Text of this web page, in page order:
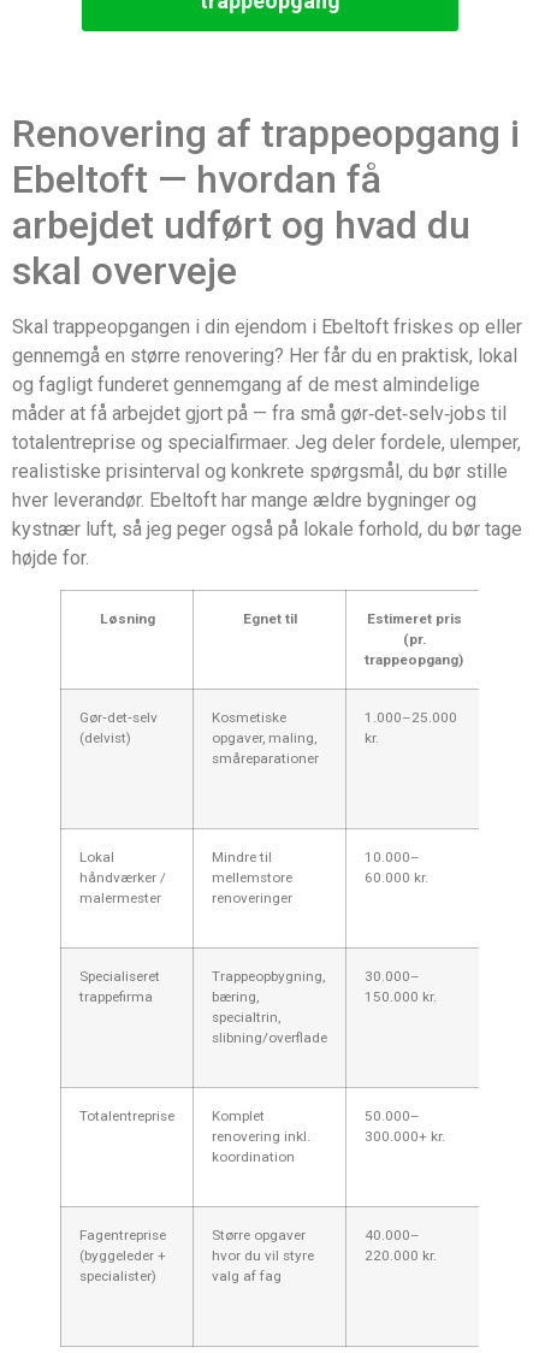
Renovering af trappeopgang i
Ebeltoft — hvordan få
arbejdet udført og hvad du
skal overveje
Skal trappeopgangen i din ejendom i Ebeltoft friskes op eller
gennemgå en større renovering? Her får du en praktisk, lokal
og fagligt funderet gennemgang af de mest almindelige
måder at få arbejdet gjort på — fra små gør‑det‑selv‑jobs til
totalentreprise og specialfirmaer. Jeg deler fordele, ulemper,
realistiske prisinterval og konkrete spørgsmål, du bør stille
hver leverandør. Ebeltoft har mange ældre bygninger og
kystnær luft, så jeg peger også på lokale forhold, du bør tage
højde for.
Løsning Egnet til
Estimeret pris
(pr.
trappeopgang)
Gør‑det‑selv
(delvist)
Kosmetiske
opgaver, maling,
småreparationer
1.000–25.000
kr.
Lokal
håndværker /
malermester
Mindre til
mellemstore
renoveringer
10.000–
60.000 kr.
Specialiseret
trappefirma
Trappeopbygning,
bæring,
specialtrin,
slibning/overflade
30.000–
150.000 kr.
Totalentreprise
Komplet
renovering inkl.
koordination
50.000–
300.000+ kr.
Fagentreprise
(byggeleder +
specialister)
Større opgaver
hvor du vil styre
valg af fag
40.000–
220.000 kr.